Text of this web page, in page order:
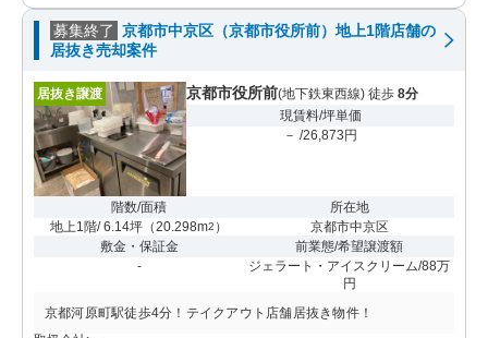
募集終了 京都市中京区（京都市役所前）地上1階店舗の
居抜き売却案件
居抜き譲渡 京都市役所前(地下鉄東西線) 徒歩 8分
現賃料/坪単価
－ /26,873円
階数/面積
地上1階/ 6.14坪 （20.298m2 ）
所在地
京都市中京区
敷金・保証金
-
前業態/希望譲渡額
ジェラート・アイスクリーム/88万
円
京都河原町駅徒歩4分！テイクアウト店舗居抜き物件！